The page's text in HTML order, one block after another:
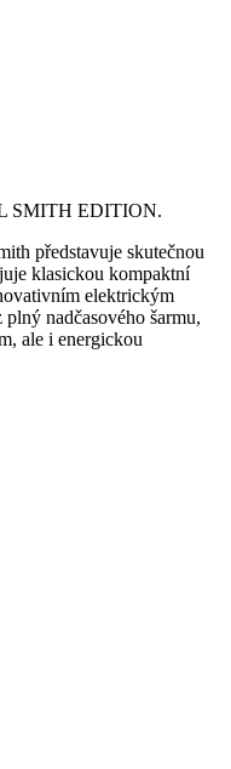
SMITH EDITION.
představuje skutečnou
klasickou kompaktní
elektrickým
nadčasového šarmu,
ale i energickou